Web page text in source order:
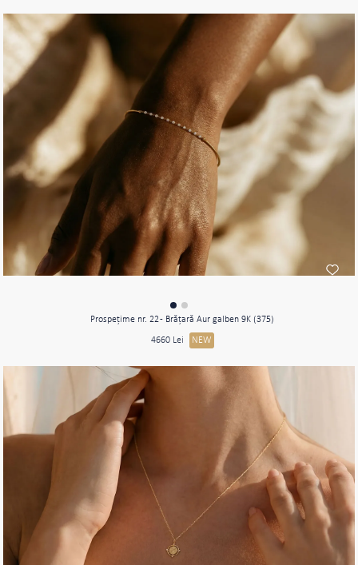
Prospeţime nr. 22 - Brăţară Aur galben 9K (375)
4660 Lei NEW